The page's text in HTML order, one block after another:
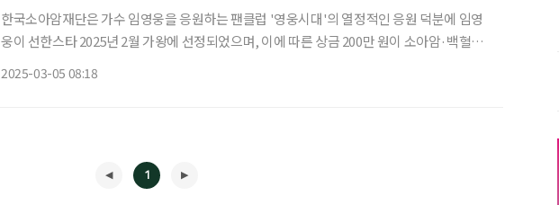
한국소아암재단은 가수 임영웅을 응원하는 팬클럽 '영웅시대'의 열정적인 응원 덕분에 임영
웅이 선한스타 2025년 2월 가왕에 선정되었으며, 이에 따른 상금 200만 원이 소아암·백혈병·
2025-03-05 08:18
1